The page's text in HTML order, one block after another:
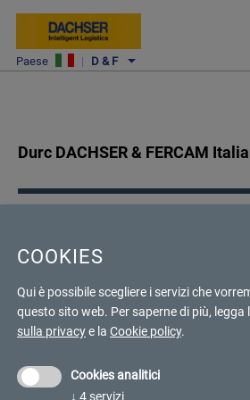
Paese | D & F
Durc DACHSER & FERCAM Italia
Scarica il Documento Unico di Regolarità
DURC DACHSER & FERCAM ITALIA
COOKIES
Qui è possibile scegliere i servizi che
questo sito web. Per saperne di più, legga
sulla privacye la Cookie policy.
Cookies analitici
↓ 4 servizi